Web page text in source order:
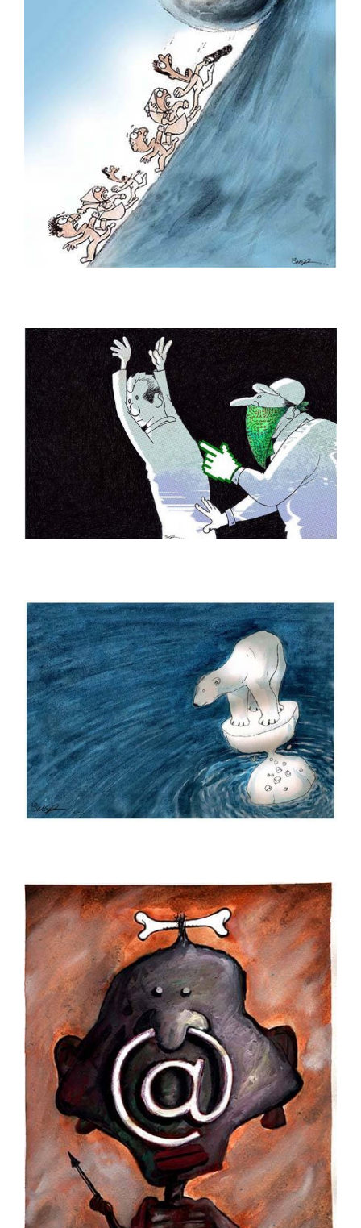
Erol Büyükmeriç
Ertan Türkmen
Fahriye Çıtaklı
Gürbüz Doğan Ekşioğlu
Gürcan Gürsel
Gürcan Özkan
H. Yeliz ÇAKIR
Hakan Sümer
Halil İ. Yıldırım
Hamit Gış
Hamza Akın
Hande Dilek Akçam
Hasan Gümüş
Hüseyin Aslan
İbrahim Atabey
İbrahim Tuncay
İlban Ertem
İlhan Değirmenci
İrfan Özüdoğru
İrfan Sayar
İsa Efe
İsmail Biret
İsmail Kar
İsmet Lokman
Kamil Yavuz
Kemal Buluş
Kemal Gönen
Kemal Urgenç
Kubilay Bayar
Kurtuluş Ayyıldız
Kürşat Cosgun
Kürşat Zaman
Levent Dağaşan
Levent Öncü
Lütfü Çakın
Mahmut Akgün
Mahmut Tarhan
Mehmet Aslan
Mehmet Saim Bilge
Mehmet Selçuk